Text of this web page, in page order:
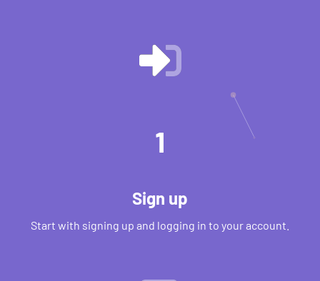
1
Sign up
Start with signing up and logging in to your account.